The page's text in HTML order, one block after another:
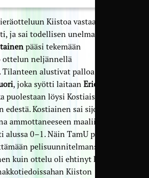
Kiistoa vastaan
ja sai todellisen unelma-alun,
pääsi tekemään
neljännellä
alustivat palloa keskeltä
, joka syötti laitaan Eric
puolestaan löysi Kostiaisen
edestä. Kostiainen sai sijoittaa
ammottaneeseen maaliin, ja
0–1. Näin TamU pakotti
pelisuunnitelmansa
kuin ottelu oli ehtinyt kunnolla
Kiiston